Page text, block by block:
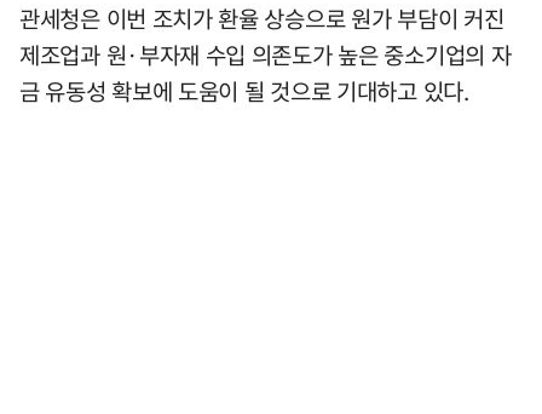
관세청은 이번 조치가 환율 상승으로 원가 부담이 커진
제조업과 원·부자재 수입 의존도가 높은 중소기업의 자
금 유동성 확보에 도움이 될 것으로 기대하고 있다.